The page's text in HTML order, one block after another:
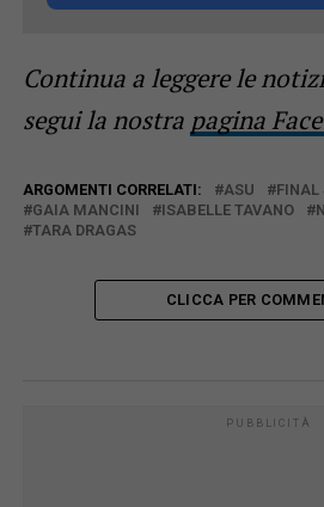
Continua a leggere le
segui la nostra pagina
ARGOMENTI CORRELATI: ASU
FINAL
GAIA MANCINI
ISABELLE TAVANO
TARA DRAGAS
CLICCA PER
PUBBLICITÀ